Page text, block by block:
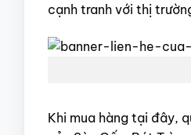
cạnh tranh với thị
Khi mua hàng tại đây,